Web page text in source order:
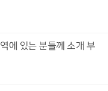
에 있는 분들께 소개 부